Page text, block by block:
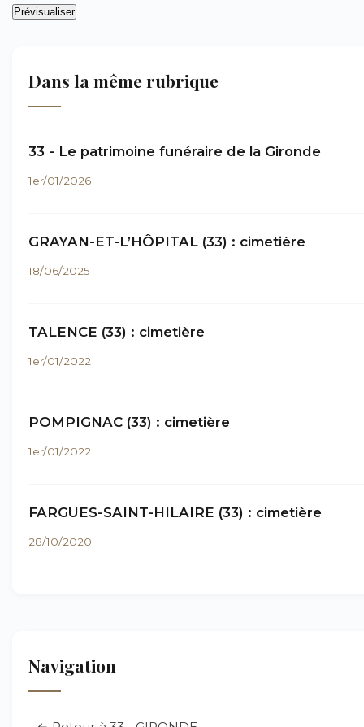
Dans la même rubrique
33 - Le patrimoine funéraire de la Gironde
1er/01/2026
GRAYAN-ET-L’HÔPITAL (33) : cimetière
18/06/2025
TALENCE (33) : cimetière
1er/01/2022
POMPIGNAC (33) : cimetière
1er/01/2022
FARGUES-SAINT-HILAIRE (33) : cimetière
28/10/2020
Navigation